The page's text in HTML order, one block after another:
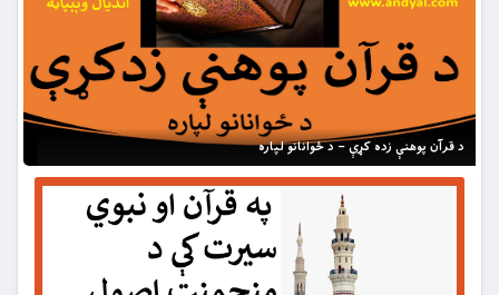
د قرآن پوهنې زده کړې – د ځوانانو لپاره